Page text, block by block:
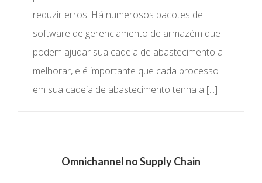
reduzir erros. Há numerosos pacotes de
software de gerenciamento de armazém que
podem ajudar sua cadeia de abastecimento a
melhorar, e é importante que cada processo
em sua cadeia de abastecimento tenha a [...]
Omnichannel no Supply Chain